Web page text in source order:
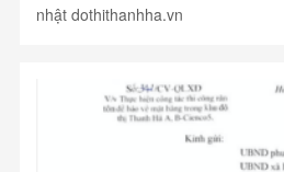
nhật dothithanhha.vn